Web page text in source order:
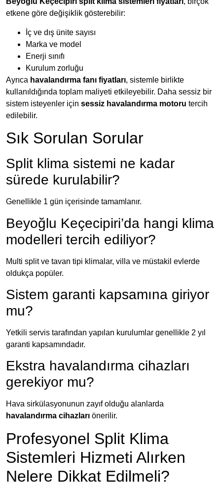
etkene göre değişiklik gösterebilir:
İç ve dış ünite sayısı
Marka ve model
Enerji sınıfı
Kurulum zorluğu
Ayrıca havalandırma fanı fiyatları, sistemle birlikte
kullanıldığında toplam maliyeti etkileyebilir. Daha sessiz bir
sistem isteyenler için sessiz havalandırma motoru tercih
edilebilir.
Sık Sorulan Sorular
Split klima sistemi ne kadar
sürede kurulabilir?
Genellikle 1 gün içerisinde tamamlanır.
Beyoğlu Keçecipiri’da hangi klima
modelleri tercih ediliyor?
Multi split ve tavan tipi klimalar, villa ve müstakil evlerde
oldukça popüler.
Sistem garanti kapsamına giriyor
mu?
Yetkili servis tarafından yapılan kurulumlar genellikle 2 yıl
garanti kapsamındadır.
Ekstra havalandırma cihazları
gerekiyor mu?
Hava sirkülasyonunun zayıf olduğu alanlarda
havalandırma cihazları önerilir.
Profesyonel Split Klima
Sistemleri Hizmeti Alırken
Nelere Dikkat Edilmeli?